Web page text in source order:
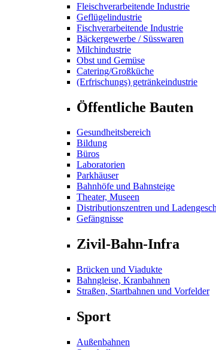
Fleischverarbeitende Industrie
Geflügelindustrie
Fischverarbeitende Industrie
Bäckergewerbe / Süsswaren
Milchindustrie
Obst und Gemüse
Catering/Großküche
(Erfrischungs) getränkeindustrie
Öffentliche Bauten
Gesundheitsbereich
Bildung
Büros
Laboratorien
Parkhäuser
Bahnhöfe und Bahnsteige
Theater, Museen
Distributionszentren und
Gefängnisse
Zivil-Bahn-Infra
Brücken und Viadukte
Bahngleise, Kranbahnen
Straßen, Startbahnen und Vorfelder
Sport
Außenbahnen